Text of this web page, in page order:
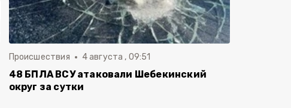
Происшествия 4 августа , 09:51
48 БПЛА ВСУ атаковали Шебекинский
округ за сутки